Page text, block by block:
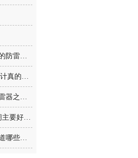
网络机房千兆网络防雷器的防雷接地技术要求
不可否认,POE防雷器的设计真的很！
浅谈电源防雷器与信号防雷器之间的区别
详细告诉你485自动重合闸主要好在哪里？
挑选地凯防雷器时需要知道哪些参数？